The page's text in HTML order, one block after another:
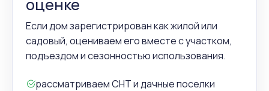
оценке
Если дом зарегистрирован как жилой или
садовый, оцениваем его вместе с участком,
подъездом и сезонностью использования.
рассматриваем СНТ и дачные поселки